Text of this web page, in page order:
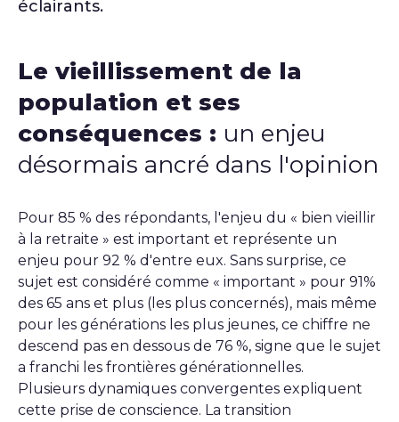
éclairants.
Le vieillissement de la
population et ses
conséquences : un enjeu
désormais ancré dans l'opinion
Pour 85 % des répondants, l'enjeu du « bien vieillir
à la retraite » est important et représente un
enjeu pour 92 % d'entre eux. Sans surprise, ce
sujet est considéré comme « important » pour 91%
des 65 ans et plus (les plus concernés), mais même
pour les générations les plus jeunes, ce chiffre ne
descend pas en dessous de 76 %, signe que le sujet
a franchi les frontières générationnelles.
Plusieurs dynamiques convergentes expliquent
cette prise de conscience. La transition